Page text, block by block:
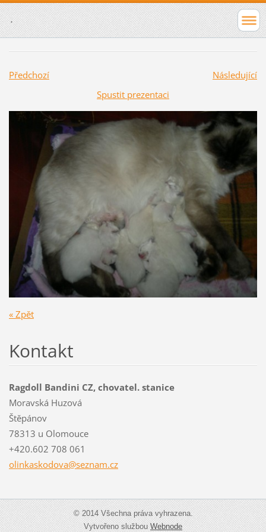
.
Předchozí
Následující
Spustit prezentaci
« Zpět
Kontakt
Ragdoll Bandini CZ, chovatel. stanice
Moravská Huzová
Štěpánov
78313 u Olomouce
+420.602 708 061
olinkaskodova@seznam.cz
© 2014 Všechna práva vyhrazena.
Vytvořeno službouWebnode